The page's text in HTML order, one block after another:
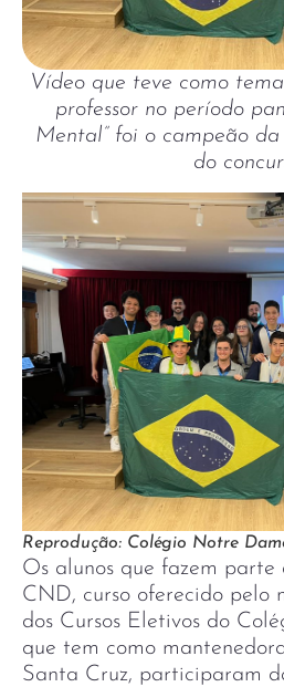
Vídeo que teve como
professor no período
Mental” foi o campeão
do
Reprodução: Colégio Notre
Os alunos que fazem
CND, curso oferecido pelo
dos Cursos Eletivos do
que tem como
Santa Cruz, participaram